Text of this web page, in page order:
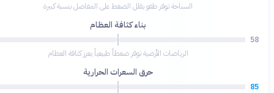
السباحة توفر طفو يقلل الضغط على المفاصل بنسبة كبيرة
بناء كثافة العظام
الرياضات الأرضية توفر ضغطاً طبيعياً يعزز كثافة العظام
حرق السعرات الحرارية